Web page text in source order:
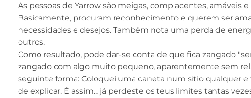
As pessoas de Yarrow são meigas, complacentes, amáveis
Basicamente, procuram reconhecimento e querem ser
necessidades e desejos. Também nota uma perda de
outros.
Como resultado, pode dar-se conta de que fica zangado
zangado com algo muito pequeno, aparentemente sem
seguinte forma: Coloquei uma caneta num sítio qualquer e
de explicar. É assim... já perdeste os teus limites tantas